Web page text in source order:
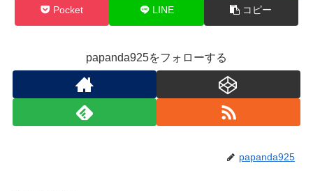
Pocket LINE コピー
papanda925をフォローする
papanda925